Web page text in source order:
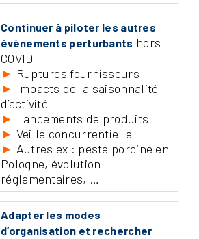
Continuer à piloter les autres
évènements perturbants hors
COVID
► Ruptures fournisseurs
► Impacts de la saisonnalité
d’activité
► Lancements de produits
► Veille concurrentielle
► Autres ex : peste porcine en
Pologne, évolution
réglementaires, …
Adapter les modes
d’organisation et rechercher